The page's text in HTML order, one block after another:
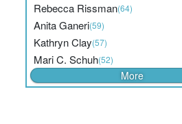
Rebecca Rissman(64)
Anita Ganeri(59)
Kathryn Clay(57)
Mari C. Schuh(52)
More